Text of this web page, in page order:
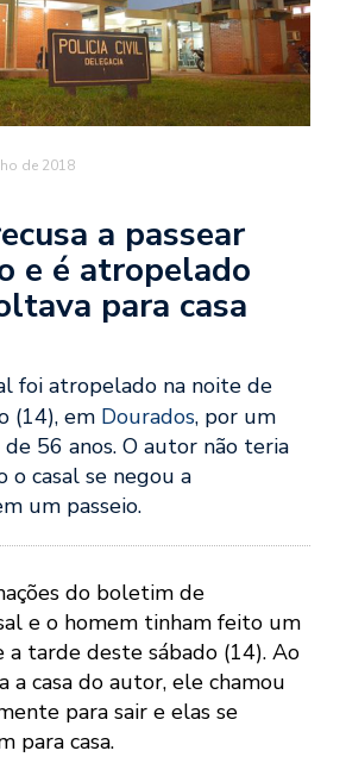
de 2018
a passear
e é atropelado
para casa
foi atropelado na noite de
(14), em Dourados, por um
56 anos. O autor não teria
o casal se negou a
um passeio.
do boletim de
e o homem tinham feito um
a tarde deste sábado (14). Ao
a casa do autor, ele chamou
para sair e elas se
para casa.